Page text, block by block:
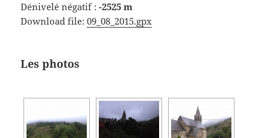
Dénivelé négatif : -2525 m
Download file:09_08_2015.gpx
Les photos